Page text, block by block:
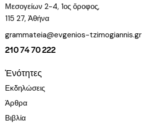
Μεσογείων 2-4, 1ος ὄροφος,
115 27, Ἀθήνα
grammateia@evgenios-tzimogiannis.gr
210 74 70 222
Ἑνότητες
Εκδηλώσεις
Άρθρα
Βιβλία